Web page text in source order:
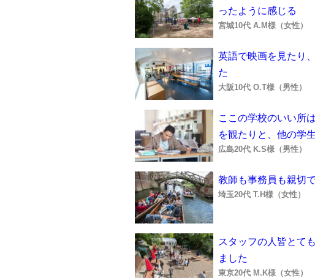
ったように感じる
宮城10代 A.M様（女性）
英語で映画を見たり
た
大阪10代 O.T様（男性）
ここの学校のいい所
を観たりと、他の学
広島20代 K.S様（男性）
教師も事務員も親切
埼玉20代 T.H様（女性）
スタッフの人皆とて
ました
東京20代 M.K様（女性）